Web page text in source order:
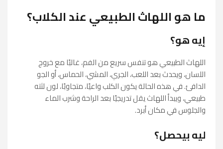
ما هو اللهاث الطبيعي عند الكلاب؟
إيه هو؟
اللهاث الطبيعي هو تنفس سريع من الفم، غالبًا مع خروج
اللسان، ويحدث بعد اللعب، الجري، المشي، الحماس، أو الجو
الدافئ. في هذه الحالة يكون الكلب واعيًا، متجاوبًا، لون لثته
طبيعي، ويبدأ اللهاث يقل تدريجيًا بعد الراحة وشرب الماء
والجلوس في مكان أبرد.
ليه بيحصل؟